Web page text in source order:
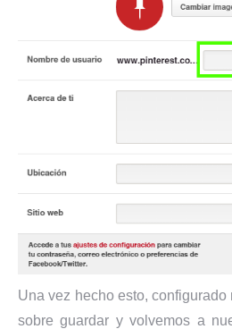
Una vez hecho esto,
sobre guardar y volvemos a